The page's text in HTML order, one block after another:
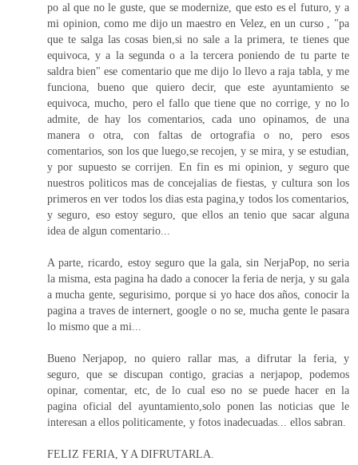
po al que no le guste, que se modernize, que esto es el futuro, y a
mi opinion, como me dijo un maestro en Velez, en un curso , "pa
que te salga las cosas bien,si no sale a la primera, te tienes que
equivoca, y a la segunda o a la tercera poniendo de tu parte te
saldra bien" ese comentario que me dijo lo llevo a raja tabla, y me
funciona, bueno que quiero decir, que este ayuntamiento se
equivoca, mucho, pero el fallo que tiene que no corrige, y no lo
admite, de hay los comentarios, cada uno opinamos, de una
manera o otra, con faltas de ortografia o no, pero esos
comentarios, son los que luego,se recojen, y se mira, y se estudian,
y por supuesto se corrijen. En fin es mi opinion, y seguro que
nuestros politicos mas de concejalias de fiestas, y cultura son los
primeros en ver todos los dias esta pagina,y todos los comentarios,
y seguro, eso estoy seguro, que ellos an tenio que sacar alguna
idea de algun comentario...
A parte, ricardo, estoy seguro que la gala, sin NerjaPop, no seria
la misma, esta pagina ha dado a conocer la feria de nerja, y su gala
a mucha gente, segurisimo, porque si yo hace dos años, conocir la
pagina a traves de internert, google o no se, mucha gente le pasara
lo mismo que a mi...
Bueno Nerjapop, no quiero rallar mas, a difrutar la feria, y
seguro, que se discupan contigo, gracias a nerjapop, podemos
opinar, comentar, etc, de lo cual eso no se puede hacer en la
pagina oficial del ayuntamiento,solo ponen las noticias que le
interesan a ellos politicamente, y fotos inadecuadas... ellos sabran.
FELIZ FERIA, Y A DIFRUTARLA.